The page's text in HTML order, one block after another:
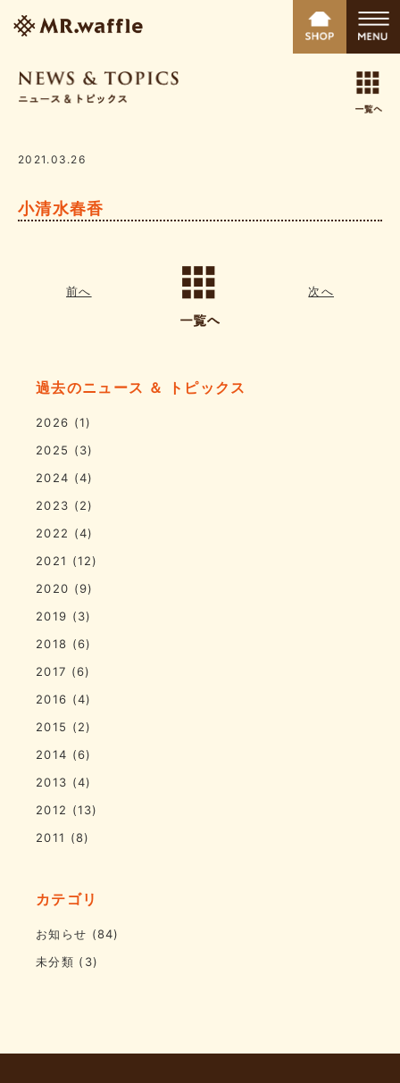
2021.03.26
小清水春香
前へ 次へ
過去のニュース ＆ トピックス
2026 (1)
2025 (3)
2024 (4)
2023 (2)
2022 (4)
2021 (12)
2020 (9)
2019 (3)
2018 (6)
2017 (6)
2016 (4)
2015 (2)
2014 (6)
2013 (4)
2012 (13)
2011 (8)
カテゴリ
お知らせ (84)
未分類 (3)